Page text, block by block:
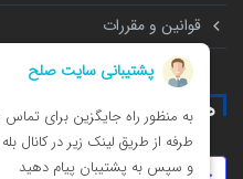
قوانین و مقررات
همه چیز درباره